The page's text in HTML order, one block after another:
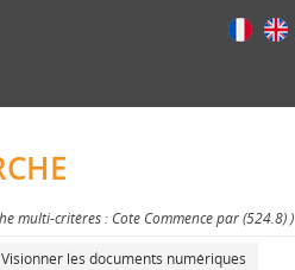
multi-critères : Cote Commence par (524.8) )
Visionner les documents numériques